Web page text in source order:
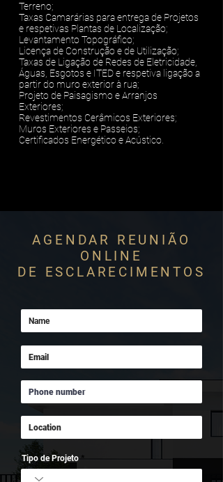
Terreno;
Taxas Camarárias para entrega de Projetos
e respetivas Plantas de Localização;
Levantamento Topográfico;
Licença de Construção e de Utilização;
Taxas de Ligação de Redes de Eletricidade,
Águas, Esgotos e ITED e respetiva ligação a
partir do muro exterior à rua;
Projeto de Paisagismo e Arranjos
Exteriores;
Revestimentos Cerâmicos Exteriores;
Muros Exteriores e Passeios;
Certificados Energético e Acústico.
AGENDAR REUNIÃO
ONLINE
DE ESCLARECIMENTOS
Tipo de Projeto